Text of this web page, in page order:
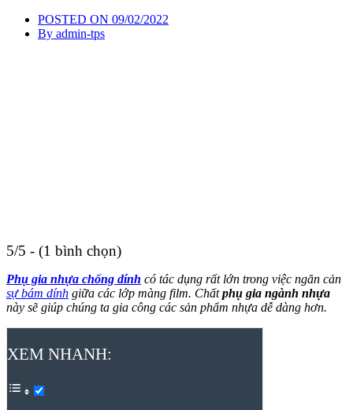
POSTED ON 09/02/2022
By admin-tps
5/5 - (1 bình chọn)
Phụ gia nhựa chống dính có tác dụng rất lớn trong việc ngăn cản
sự bám dính giữa các lớp màng film. Chấtphụ gia ngành nhựa
này sẽ giúp chúng ta gia công các sản phẩm nhựa dễ dàng hơn.
XEM NHANH: